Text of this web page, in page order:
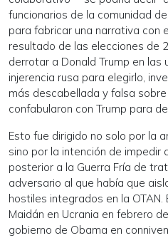
funcionarios de la comunidad
para fabricar una narrativa con
resultado de las elecciones de
derrotar a Donald Trump en las
injerencia rusa para elegirlo,
más descabellada y falsa
confabularon con Trump para
Esto fue dirigido no solo por la
sino por la intención de impedir
posterior a la Guerra Fría de
adversario al que había que
hostiles integrados en la
Maidán en Ucrania en febrero
gobierno de Obama en